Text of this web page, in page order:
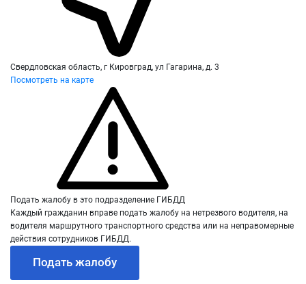
Свердловская область, г Кировград, ул Гагарина, д. 3
Посмотреть на карте
Подать жалобу в это подразделение ГИБДД
Каждый гражданин вправе подать жалобу на нетрезвого водителя, на
водителя маршрутного транспортного средства или на неправомерные
действия сотрудников ГИБДД.
Подать жалобу